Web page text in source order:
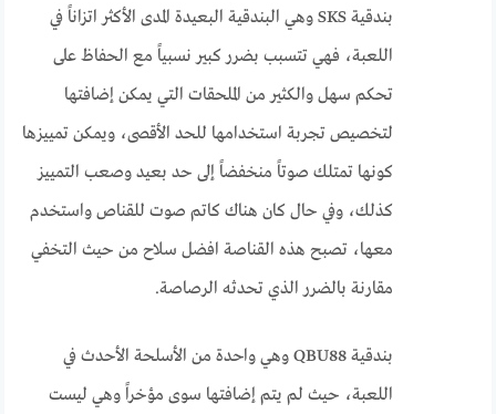
بندقية SKS وهي البندقية البعيدة المدى الأكثر اتزاناً في
اللعبة، فهي تتسبب بضرر كبير نسبياً مع الحفاظ على
تحكم سهل والكثير من الملحقات التي يمكن إضافتها
لتخصيص تجربة استخدامها للحد الأقصى، ويمكن تمييزها
كونها تمتلك صوتاً منخفضاً إلى حد بعيد وصعب التمييز
كذلك، وفي حال كان هناك كاتم صوت للقناص واستخدم
معها، تصبح هذه القناصة افضل سلاح من حيث التخفي
مقارنة بالضرر الذي تحدثه الرصاصة.
بندقية QBU88 وهي واحدة من الأسلحة الأحدث في
اللعبة، حيث لم يتم إضافتها سوى مؤخراً وهي ليست